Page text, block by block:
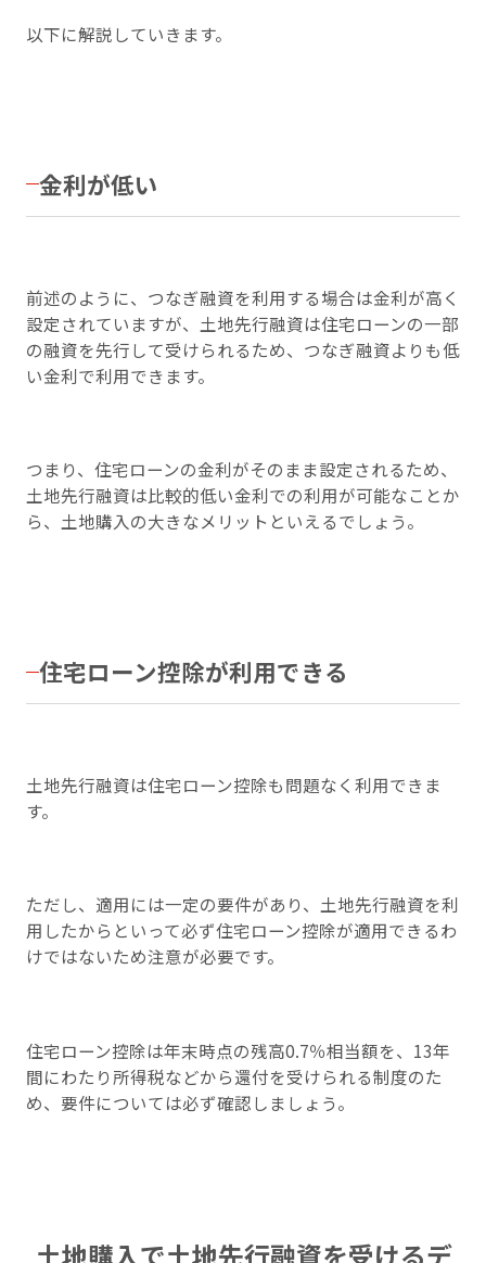
以下に解説していきます。
金利が低い
前述のように、つなぎ融資を利用する場合は金利が高く
設定されていますが、土地先行融資は住宅ローンの一部
の融資を先行して受けられるため、つなぎ融資よりも低
い金利で利用できます。
つまり、住宅ローンの金利がそのまま設定されるため、
土地先行融資は比較的低い金利での利用が可能なことか
ら、土地購入の大きなメリットといえるでしょう。
住宅ローン控除が利用できる
土地先行融資は住宅ローン控除も問題なく利用できま
す。
ただし、適用には一定の要件があり、土地先行融資を利
用したからといって必ず住宅ローン控除が適用できるわ
けではないため注意が必要です。
住宅ローン控除は年末時点の残高0.7％相当額を、13年
間にわたり所得税などから還付を受けられる制度のた
め、要件については必ず確認しましょう。
土地購入で土地先行融資を受けるデ